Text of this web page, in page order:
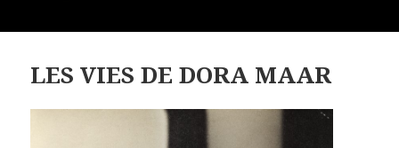
LES VIES DE DORA MAAR